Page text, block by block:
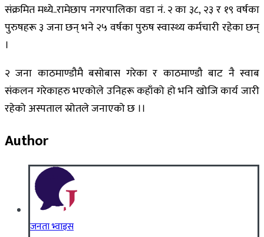
संक्रमित मध्ये..रामेछाप नगरपालिका वडा नं. २ का ३८, २३ र १९ वर्षका
पुरुषहरू ३ जना छन् भने २५ वर्षका पुरुष स्वास्थ्य कर्मचारी रहेका छन्
।
२ जना काठमाण्डौमै बसोबास गरेका र काठमाण्डौ बाट नै स्वाब
संकलन गरेकाहरु भएकोले उनिहरू कहाँको हो भनि खोजि कार्य जारी
रहेको अस्पताल स्रोतले जनाएको छ ।।
Author
जनता भ्वाइस